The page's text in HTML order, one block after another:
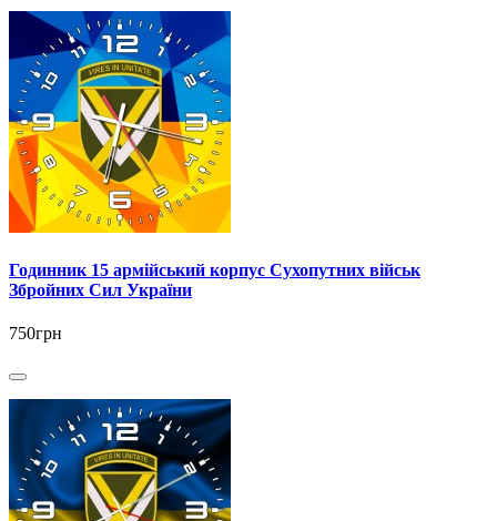
Годинник 15 армійський корпус Сухопутних військ
Збройних Сил України
750грн